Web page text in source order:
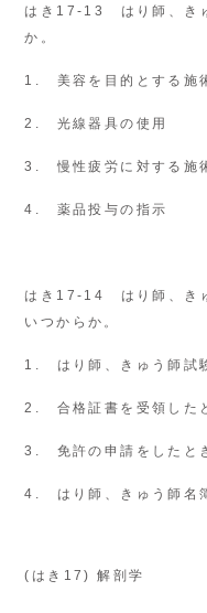
はき17-13 はり師、き
か。
1. 美容を目的とする施
2. 光線器具の使用
3. 慢性疲労に対する施
4. 薬品投与の指示
はき17-14 はり師、き
いつからか。
1. はり師、きゅう師試
2. 合格証書を受領した
3. 免許の申請をしたと
4. はり師、きゅう師名
(はき17) 解剖学